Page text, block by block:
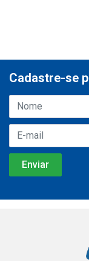
Cadastre-se